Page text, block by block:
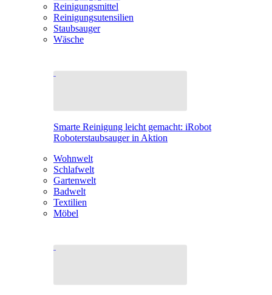
Reinigungsmittel
Reinigungsutensilien
Staubsauger
Wäsche
Smarte Reinigung leicht gemacht: iRobot
Roboterstaubsauger in Aktion
Wohnwelt
Schlafwelt
Gartenwelt
Badwelt
Textilien
Möbel